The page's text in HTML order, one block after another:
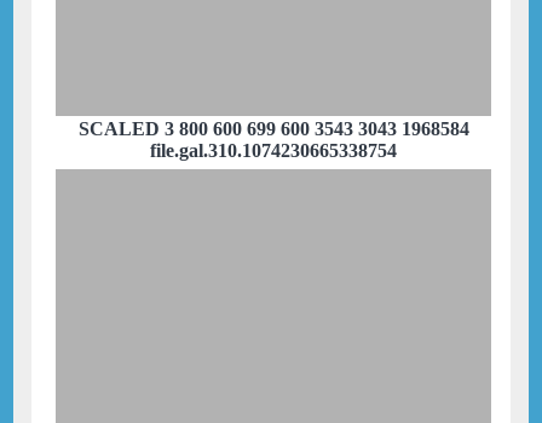
SCALED 3 800 600 699 600 3543 3043 1968584
file.gal.310.1074230665338754